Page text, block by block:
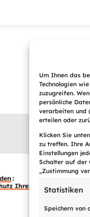
Um Ihnen das
Technologien
zuzugreifen.
persönliche
verarbeiten und
erteilen oder
Klicken Sie
zu treffen. Ihre
Einstellungen
Schalter auf der
„Zustimmung
Statistiken
Speichern von